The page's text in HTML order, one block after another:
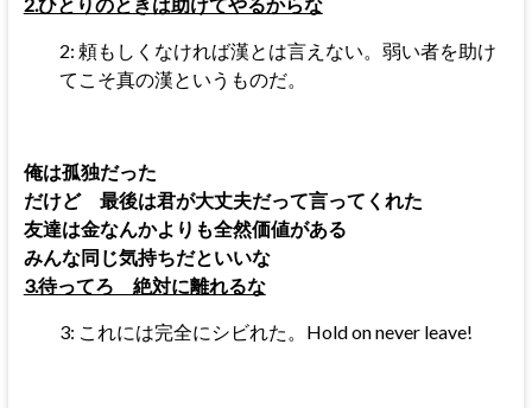
2: 頼もしくなければ漢とは言えない。弱い者を助け
てこそ真の漢というものだ。
俺は孤独だった
だけど 最後は君が大丈夫だって言ってくれた
友達は金なんかよりも全然価値がある
みんな同じ気持ちだといいな
3.待ってろ 絶対に離れるな
3: これには完全にシビれた。Hold on never leave!